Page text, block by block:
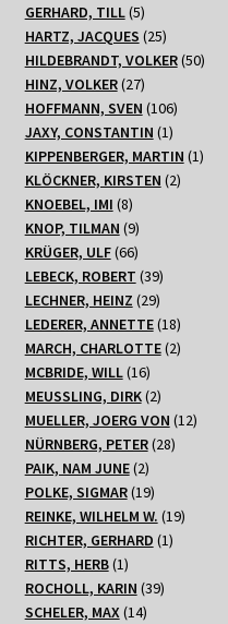
Produkte
GERHARD, TILL 55
Produkte
HARTZ, JACQUES 2525
Produkte
HILDEBRANDT, VOLKER 5050
HINZ, VOLKER 2727
Produkte
HOFFMANN, SVEN 106106
Produkte
JAXY, CONSTANTIN 11
Produkt
KIPPENBERGER, MARTIN 11
KLÖCKNER, KIRSTEN 22
KNOEBEL, IMI 88
Produkte
KNOP, TILMAN 99
Produkte
KRÜGER, ULF 6666
Produkte
LEBECK, ROBERT 3939
Produkte
LECHNER, HEINZ 2929
Produkte
LEDERER, ANNETTE 1818
Produkte
MARCH, CHARLOTTE 22
MCBRIDE, WILL 1616
Produkte
MEUSSLING, DIRK 22
Produkte
MUELLER, JOERG VON 1212
NÜRNBERG, PETER 2828
PAIK, NAM JUNE 22
Produkte
POLKE, SIGMAR 1919
Produkte
REINKE, WILHELM W. 1919
RICHTER, GERHARD 11
RITTS, HERB 11
Produkt
ROCHOLL, KARIN 3939
SCHELER, MAX 1414